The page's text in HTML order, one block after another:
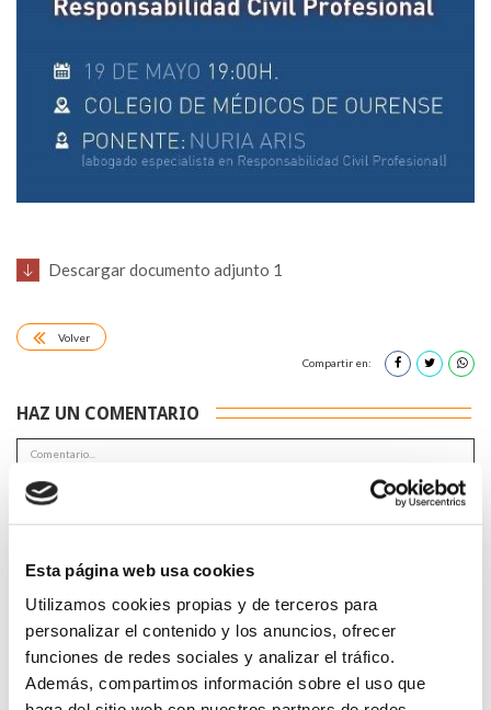
Esta página web usa cookies
Utilizamos cookies propias y de terceros para
personalizar el contenido y los anuncios, ofrecer
funciones de redes sociales y analizar el tráfico.
Además, compartimos información sobre el uso que
Descargar documento adjunto 1
Volver
Compartir en:
HAZ UN COMENTARIO
*Campos obligatorios
He leido y acepto la Política de privacidad